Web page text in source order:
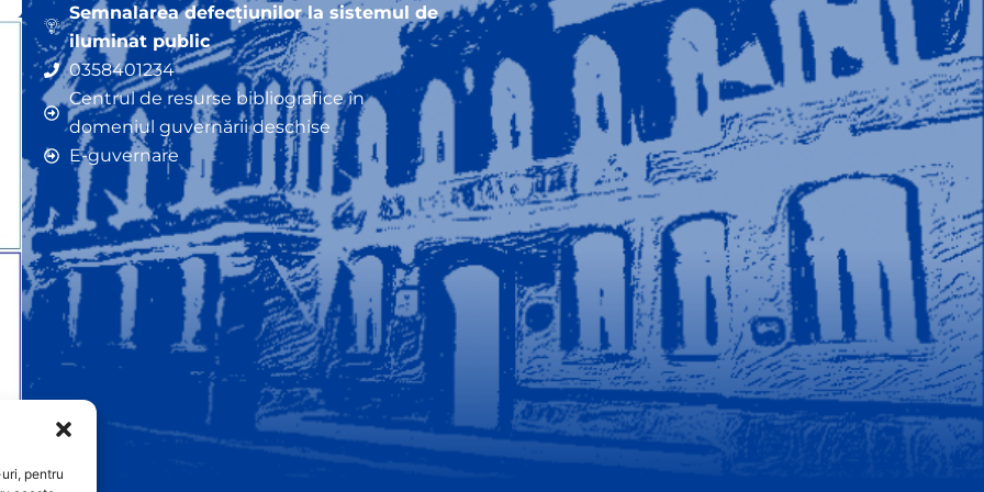
pentru
Semnalarea defecțiunilor la sistemul de
iluminat public
0358401234
Centrul de resurse bibliografice în
domeniul guvernării deschise
E-guvernare